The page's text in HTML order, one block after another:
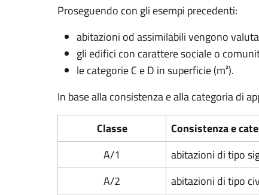
Proseguendo con gli esempi precedenti:
abitazioni od assimilabili vengono
gli edifici con carattere sociale o
le categorie C e D in superficie (m²).
In base alla consistenza e alla categoria di
Classe
Consistenza e
A/1
abitazioni di tipo
A/2
abitazioni di tipo